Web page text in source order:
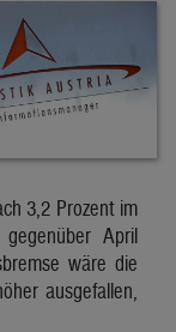
3,2 Prozent im
April
wäre die
ausgefallen,